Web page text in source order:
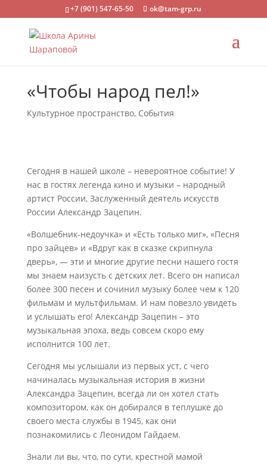
+7 (901) 547-65-50 ok@tam-grp.ru
«Чтобы народ пел!»
Культурное пространство, События
Сегодня в нашей школе – невероятное событие! У
нас в гостях легенда кино и музыки – народный
артист России, Заслуженный деятель искусств
России Александр Зацепин.
«Волшебник-недоучка» и «Есть только миг», «Песня
про зайцев» и «Вдруг как в сказке скрипнула
дверь», — эти и многие другие песни нашего гостя
мы знаем наизусть с детских лет. Всего он написал
более 300 песен и сочинил музыку более чем к 120
фильмам и мультфильмам. И нам повезло увидеть
и услышать его! Александр Зацепин – это
музыкальная эпоха, ведь совсем скоро ему
исполнится 100 лет.
Сегодня мы услышали из первых уст, с чего
начиналась музыкальная история в жизни
Александра Зацепин, всегда ли он хотел стать
композитором, как он добирался в теплушке до
своего места службы в 1945, как они
познакомились с Леонидом Гайдаем.
Знали ли вы, что, по сути, крестной мамой